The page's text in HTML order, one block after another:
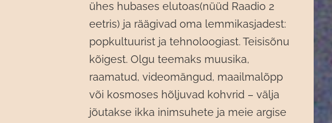
ühes hubases elutoas(nüüd Raadio 2
eetris) ja räägivad oma lemmikasjadest:
popkultuurist ja tehnoloogiast. Teisisõnu
kõigest. Olgu teemaks muusika,
raamatud, videomängud, maailmalõpp
või kosmoses hõljuvad kohvrid – välja
jõutakse ikka inimsuhete ja meie argise